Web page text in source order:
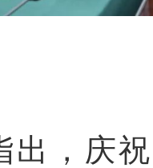
出，庆